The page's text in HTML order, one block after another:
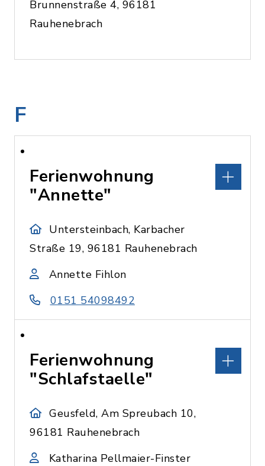
Brunnenstraße 4, 96181
Rauhenebrach
F
Ferienwohnung
"Annette"
Untersteinbach, Karbacher
Straße 19, 96181 Rauhenebrach
Annette Fihlon
0151 54098492
Ferienwohnung
"Schlafstaelle"
Geusfeld, Am Spreubach 10,
96181 Rauhenebrach
Katharina Pellmaier-Finster